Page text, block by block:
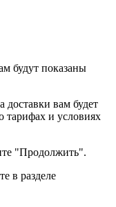
будут показаны
вам будет
тарифах и условиях
"Продолжить".
в разделе